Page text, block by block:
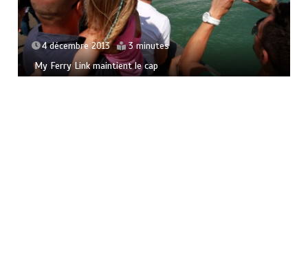
17 octobre 2013 3 minutes